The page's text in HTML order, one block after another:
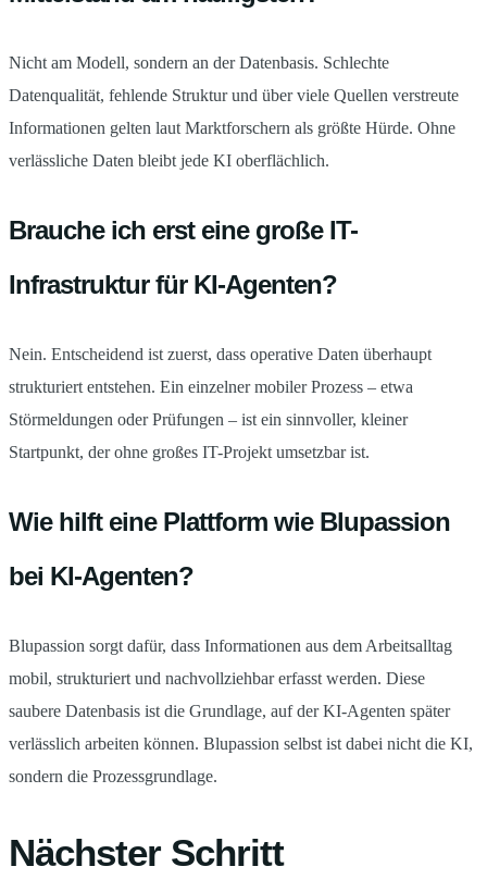
Nicht am Modell, sondern an der Datenbasis. Schlechte
Datenqualität, fehlende Struktur und über viele Quellen verstreute
Informationen gelten laut Marktforschern als größte Hürde. Ohne
verlässliche Daten bleibt jede KI oberflächlich.
Brauche ich erst eine große IT-
Infrastruktur für KI-Agenten?
Nein. Entscheidend ist zuerst, dass operative Daten überhaupt
strukturiert entstehen. Ein einzelner mobiler Prozess – etwa
Störmeldungen oder Prüfungen – ist ein sinnvoller, kleiner
Startpunkt, der ohne großes IT-Projekt umsetzbar ist.
Wie hilft eine Plattform wie Blupassion
bei KI-Agenten?
Blupassion sorgt dafür, dass Informationen aus dem Arbeitsalltag
mobil, strukturiert und nachvollziehbar erfasst werden. Diese
saubere Datenbasis ist die Grundlage, auf der KI-Agenten später
verlässlich arbeiten können. Blupassion selbst ist dabei nicht die KI,
sondern die Prozessgrundlage.
Nächster Schritt